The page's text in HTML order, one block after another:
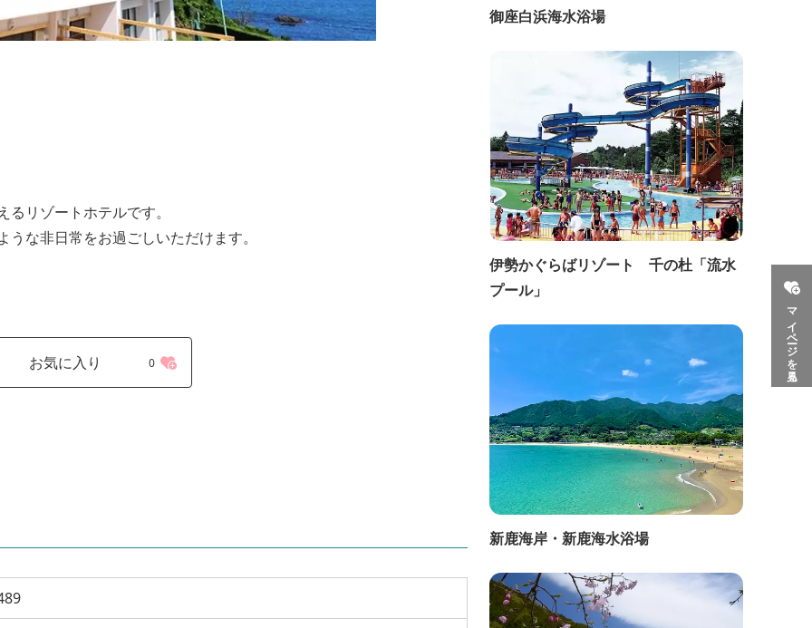
マイページを見る
リゾートホテルです。
な非日常をお過ごしいただけます。
お気に入り 0
御座白浜海水浴場
伊勢かぐらばリゾート 千の杜「流水
プール」
新鹿海岸・新鹿海水浴場